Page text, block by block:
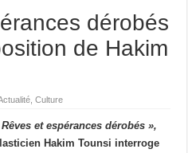
dérobés
de Hakim
,Culture
Rêves et espérances dérobés »,
Hakim Tounsi interroge